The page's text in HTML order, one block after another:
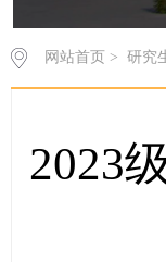
网站首页 > 研究
2023